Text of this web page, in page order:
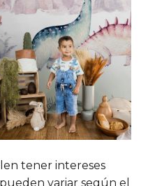
tener intereses
variar según el